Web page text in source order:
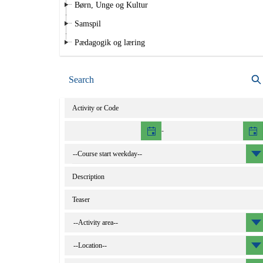
Børn, Unge og Kultur
Samspil
Pædagogik og læring
Search
Activity
-
Catalog
Teaser
--Activity area--
--Location--